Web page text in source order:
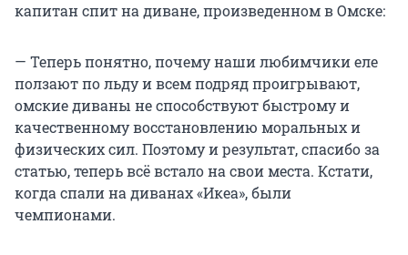
капитан спит на диване, произведенном в Омске:
— Теперь понятно, почему наши любимчики еле
ползают по льду и всем подряд проигрывают,
омские диваны не способствуют быстрому и
качественному восстановлению моральных и
физических сил. Поэтому и результат, спасибо за
статью, теперь всё встало на свои места. Кстати,
когда спали на диванах «Икеа», были
чемпионами.